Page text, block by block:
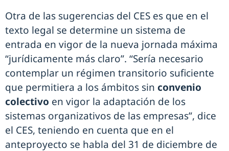
Otra de las sugerencias del CES es que en el
texto legal se determine un sistema de
entrada en vigor de la nueva jornada máxima
“jurídicamente más claro”. “Sería necesario
contemplar un régimen transitorio suficiente
que permitiera a los ámbitos sin convenio
colectivo en vigor la adaptación de los
sistemas organizativos de las empresas”, dice
el CES, teniendo en cuenta que en el
anteproyecto se habla del 31 de diciembre de